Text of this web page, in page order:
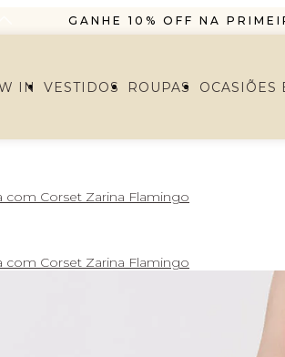
GANHE 10% OFF NA
IN VESTIDOS ROUPAS OCASIÕES
com Corset Zarina Flamingo
com Corset Zarina Flamingo